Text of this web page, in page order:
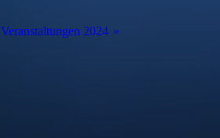
Veranstaltungen 2024